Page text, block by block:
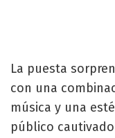
La puesta
con una
música y una
público